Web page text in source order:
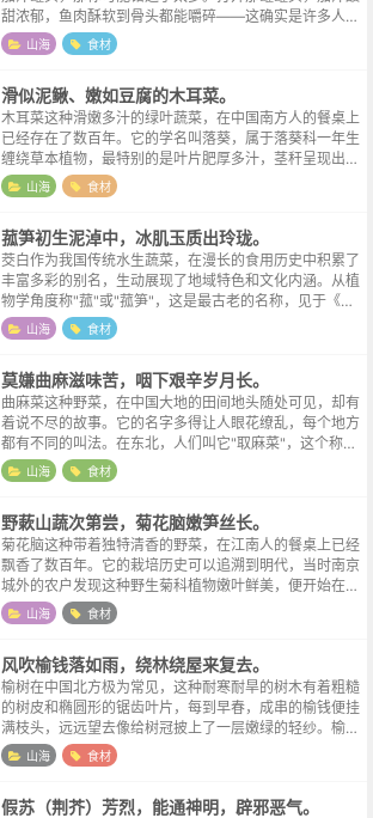
甜浓郁，鱼肉酥软到骨头都能嚼碎——这确实是许多人童
年便当里的“下饭神器”。但也正是这种“罐头味”，让许多
人误以为青花鱼就是那种肉质松散...
山海 食材
滑似泥鳅、嫩如豆腐的木耳菜。
木耳菜这种滑嫩多汁的绿叶蔬菜，在中国南方人的餐桌上
已经存在了数百年。它的学名叫落葵，属于落葵科一年生
缠绕草本植物，最特别的是叶片肥厚多汁，茎秆呈现出紫
红色或翠绿色，折断时会渗出一种独特的黏液，正是这种
黏液赋予了它滑溜软糯的独特口感。关...
山海 食材
菰笋初生泥淖中，冰肌玉质出玲珑。
茭白作为我国传统水生蔬菜，在漫长的食用历史中积累了
丰富多彩的别名，生动展现了地域特色和文化内涵。从植
物学角度称"菰"或"菰笋"，这是最古老的名称，见于《周
礼》《本草纲目》等典籍记载。各地俗称更是异彩纷呈：
杭州人叫"脚白"，绍兴称"水笋...
山海 食材
莫嫌曲麻滋味苦，咽下艰辛岁月长。
曲麻菜这种野菜，在中国大地的田间地头随处可见，却有
着说不尽的故事。它的名字多得让人眼花缭乱，每个地方
都有不同的叫法。在东北，人们叫它"取麻菜"，这个称呼
带着浓浓的乡土气息，据说是因为采摘时要用手掐取嫩叶
而得名。河北、山东一带叫它"苦麻...
山海 食材
野蔌山蔬次第尝，菊花脑嫩笋丝长。
菊花脑这种带着独特清香的野菜，在江南人的餐桌上已经
飘香了数百年。它的栽培历史可以追溯到明代，当时南京
城外的农户发现这种野生菊科植物嫩叶鲜美，便开始在菜
园边角专门种植。清代《随园食单》中袁枚就曾提到"金
陵人善治菊羹"，指的就是用菊花脑做...
山海 食材
风吹榆钱落如雨，绕林绕屋来复去。
榆树在中国北方极为常见，这种耐寒耐旱的树木有着粗糙
的树皮和椭圆形的锯齿叶片，每到早春，成串的榆钱便挂
满枝头，远远望去像给树冠披上了一层嫩绿的轻纱。榆树
生命力顽强，即便在贫瘠的土地上也能生长，因此古时村
庄周围常种榆树，既防风固沙，又能在...
山海 食材
假苏（荆芥）芳烈，能通神明，辟邪恶气。